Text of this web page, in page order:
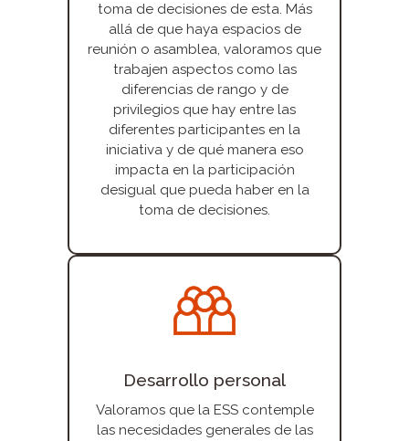
toma de decisiones de esta. Más
allá de que haya espacios de
reunión o asamblea, valoramos que
trabajen aspectos como las
diferencias de rango y de
privilegios que hay entre las
diferentes participantes en la
iniciativa y de qué manera eso
impacta en la participación
desigual que pueda haber en la
toma de decisiones.
Desarrollo personal
Valoramos que la ESS contemple
las necesidades generales de las